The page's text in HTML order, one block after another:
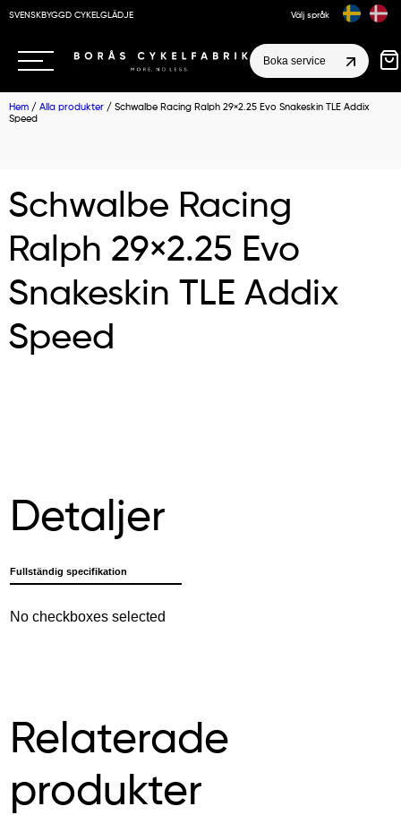
SVENSKBYGGD CYKELGLÄDJE Välj språk
Boka service
Hem / Alla produkter / Schwalbe Racing Ralph 29×2.25 Evo Snakeskin TLE Addix
Speed
Schwalbe Racing
Ralph 29×2.25 Evo
Snakeskin TLE Addix
Speed
Detaljer
Fullständig specifikation
No checkboxes selected
Relaterade
produkter